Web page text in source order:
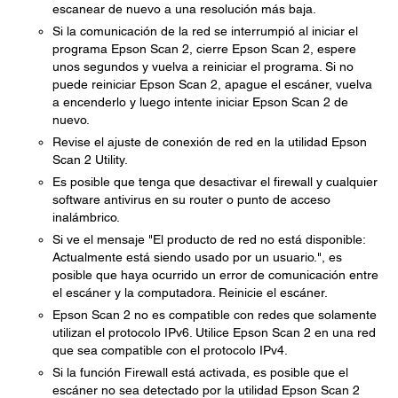
escanear de nuevo a una resolución más baja.
Si la comunicación de la red se interrumpió al iniciar el
programa Epson Scan 2, cierre Epson Scan 2, espere
unos segundos y vuelva a reiniciar el programa. Si no
puede reiniciar Epson Scan 2, apague el escáner, vuelva
a encenderlo y luego intente iniciar Epson Scan 2 de
nuevo.
Revise el ajuste de conexión de red en la utilidad Epson
Scan 2 Utility.
Es posible que tenga que desactivar el firewall y cualquier
software antivirus en su router o punto de acceso
inalámbrico.
Si ve el mensaje "El producto de red no está disponible:
Actualmente está siendo usado por un usuario.", es
posible que haya ocurrido un error de comunicación entre
el escáner y la computadora. Reinicie el escáner.
Epson Scan 2 no es compatible con redes que solamente
utilizan el protocolo IPv6. Utilice Epson Scan 2 en una red
que sea compatible con el protocolo IPv4.
Si la función Firewall está activada, es posible que el
escáner no sea detectado por la utilidad Epson Scan 2